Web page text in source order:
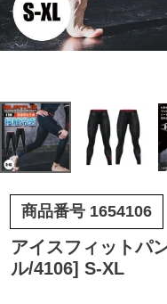
商品番号 1654106
アイスフィットパ
ル/4106] S-XL